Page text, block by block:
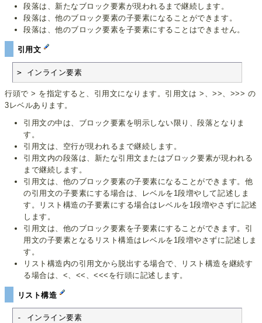
段落は、新たなブロック要素が現われるまで継続します。
段落は、他のブロック要素の子要素になることができます。
段落は、他のブロック要素を子要素にすることはできません。
引用文
> インライン要素
行頭で > を指定すると、引用文になります。引用文は >、>>、>>> の
3レベルあります。
引用文の中は、ブロック要素を明示しない限り、段落となりま
す。
引用文は、空行が現われるまで継続します。
引用文内の段落は、新たな引用文またはブロック要素が現われる
まで継続します。
引用文は、他のブロック要素の子要素になることができます。他
の引用文の子要素にする場合は、レベルを1段増やして記述しま
す。リスト構造の子要素にする場合はレベルを1段増やさずに記述
します。
引用文は、他のブロック要素を子要素にすることができます。引
用文の子要素となるリスト構造はレベルを1段増やさずに記述しま
す。
リスト構造内の引用文から脱出する場合で、リスト構造を継続す
る場合は、<、<<、<<<を行頭に記述します。
リスト構造
- インライン要素